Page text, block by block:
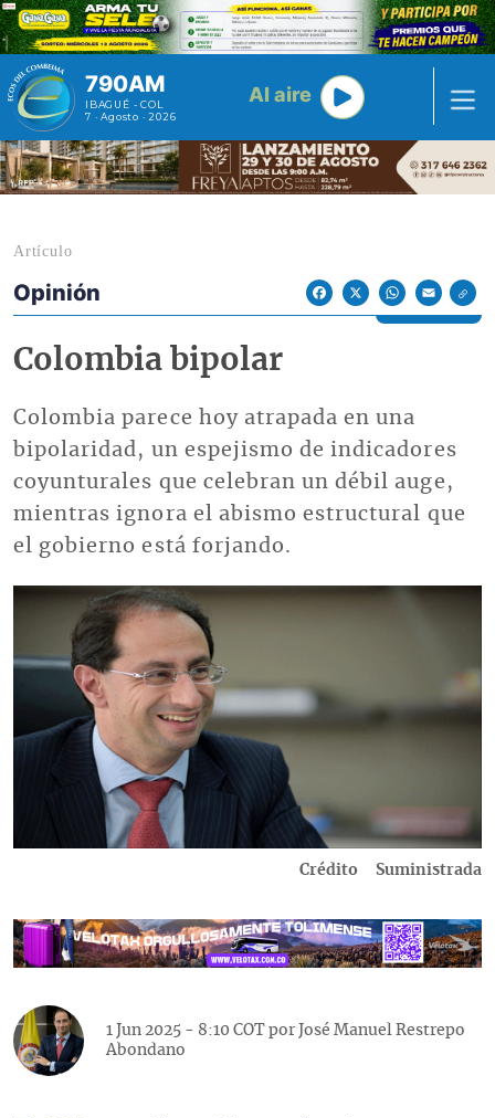
Pasar al contenido principal
790AM
IBAGUÉ - COL
7 · Agosto · 2026
Al aire
Artículo
Econoticias y Eventos
Opinión
FacebookX WhatsAppEmail
Colombia bipolar
Colombia parece hoy atrapada en una
bipolaridad, un espejismo de indicadores
coyunturales que celebran un débil auge,
mientras ignora el abismo estructural que
el gobierno está forjando.
Imagen
Crédito Suministrada
1 Jun 2025 - 8:10 COT por José Manuel Restrepo
Abondano